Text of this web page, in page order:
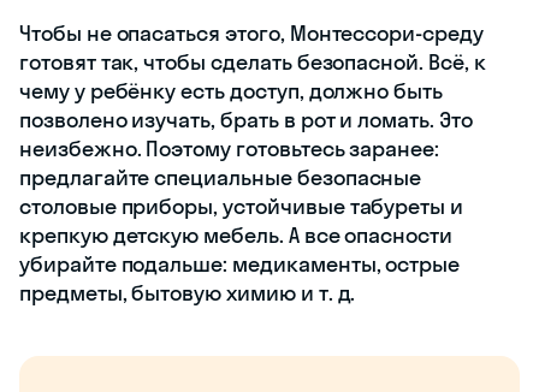
Чтобы не опасаться этого, Монтессори-среду
готовят так, чтобы сделать безопасной. Всё, к
чему у ребёнку есть доступ, должно быть
позволено изучать, брать в рот и ломать. Это
неизбежно. Поэтому готовьтесь заранее:
предлагайте специальные безопасные
столовые приборы, устойчивые табуреты и
крепкую детскую мебель. А все опасности
убирайте подальше: медикаменты, острые
предметы, бытовую химию и т. д.